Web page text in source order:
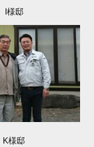
I様邸
K様邸